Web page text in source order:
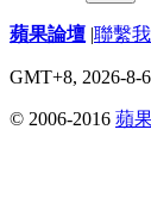
蘋果論壇 |聯繫
GMT+8, 2026-8-
© 2006-2016 蘋